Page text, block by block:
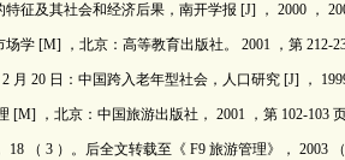
征及其社会和经济后果，南开学报 [J] ， 2000 ，
学 [M] ，北京：高等教育出版社。 2001 ，第 212-
月 20 日：中国跨入老年型社会，人口研究 [J] ，
[M] ，北京：中国旅游出版社， 2001 ，第 102-103
18 （ 3 ）。后全文转载至《 F9 旅游管理》， 2003